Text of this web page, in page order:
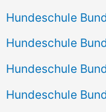
Hundeschule
Hundeschule
Hundeschule
Hundeschule